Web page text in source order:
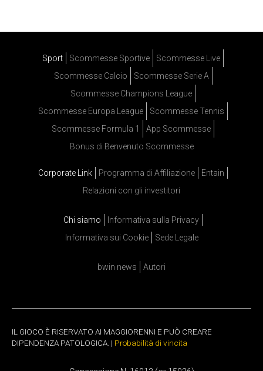
Sport Scommesse Sportive
Scommesse Live
Scommesse Calcio
Scommesse Serie A
Scommesse Champions League
Scommesse Europa League
Scommesse Tennis
Scommesse Formula 1
App Scommesse
Bonus di Benvenuto Scommesse
Corporate Link Programma di Affiliazione
Entain
Relazioni con gli investitori
Chi siamo
Informativa sulla Privacy
Informativa sui Cookie
Sede Legale
bwin news Autori
IL GIOCO È RISERVATO AI MAGGIORENNI E PUÒ CREARE
DIPENDENZA PATOLOGICA. | Probabilità di vincita